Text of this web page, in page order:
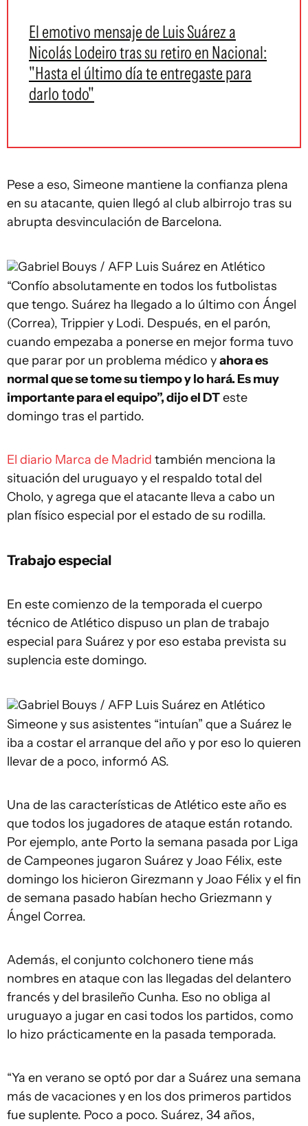
El emotivo mensaje de Luis Suárez a
Nicolás Lodeiro tras su retiro en Nacional:
"Hasta el último día te entregaste para
darlo todo"
Pese a eso, Simeone mantiene la confianza plena
en su atacante, quien llegó al club albirrojo tras su
abrupta desvinculación de Barcelona.
Gabriel Bouys / AFP Luis Suárez en Atlético
“Confío absolutamente en todos los futbolistas
que tengo. Suárez ha llegado a lo último con Ángel
(Correa), Trippier y Lodi. Después, en el parón,
cuando empezaba a ponerse en mejor forma tuvo
que parar por un problema médico yahora es
normal que se tome su tiempo y lo hará. Es muy
importante para el equipo”, dijo el DTeste
domingo tras el partido.
El diario Marca de Madrid también menciona la
situación del uruguayo y el respaldo total del
Cholo, y agrega que el atacante lleva a cabo un
plan físico especial por el estado de su rodilla.
Trabajo especial
En este comienzo de la temporada el cuerpo
técnico de Atlético dispuso un plan de trabajo
especial para Suárez y por eso estaba prevista su
suplencia este domingo.
Gabriel Bouys / AFP Luis Suárez en Atlético
Simeone y sus asistentes “intuían” que a Suárez le
iba a costar el arranque del año y por eso lo quieren
llevar de a poco, informó AS.
Una de las características de Atlético este año es
que todos los jugadores de ataque están rotando.
Por ejemplo, ante Porto la semana pasada por Liga
de Campeones jugaron Suárez y Joao Félix, este
domingo los hicieron Girezmann y Joao Félix y el fin
de semana pasado habían hecho Griezmann y
Ángel Correa.
Además, el conjunto colchonero tiene más
nombres en ataque con las llegadas del delantero
francés y del brasileño Cunha. Eso no obliga al
uruguayo a jugar en casi todos los partidos, como
lo hizo prácticamente en la pasada temporada.
“Ya en verano se optó por dar a Suárez una semana
más de vacaciones y en los dos primeros partidos
fue suplente. Poco a poco. Suárez, 34 años,